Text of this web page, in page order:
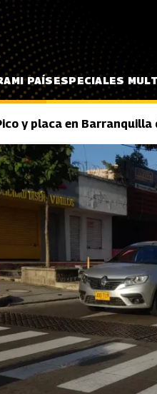
MI PAÍSESPECIALES
y placa en Barranquilla